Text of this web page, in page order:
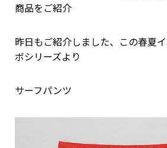
商品をご紹介
昨日もご紹介しました、この春夏
ボシリーズより
サーフパンツ